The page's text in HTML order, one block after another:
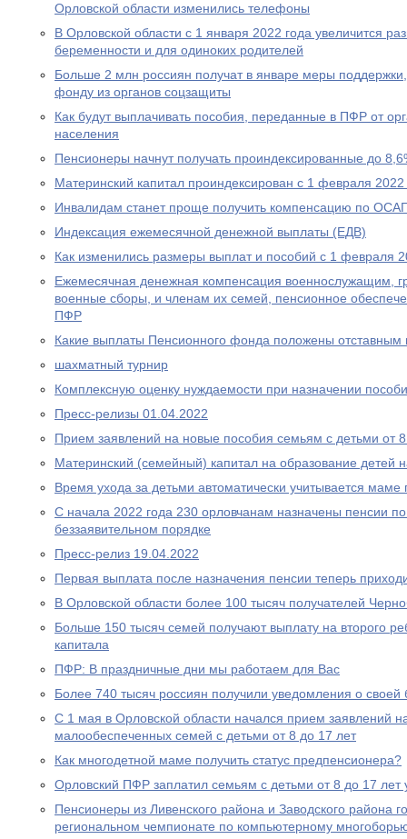
Орловской области изменились телефоны
В Орловской области с 1 января 2022 года увеличится
беременности и для одиноких родителей
Больше 2 млн россиян получат в январе меры
фонду из органов соцзащиты
Как будут выплачивать пособия, переданные в ПФР от
населения
Пенсионеры начнут получать проиндексированные до
Материнский капитал проиндексирован с 1 февраля 2022
Инвалидам станет проще получить компенсацию по
Индексация ежемесячной денежной выплаты (ЕДВ)
Как изменились размеры выплат и пособий с 1 февраля
Ежемесячная денежная компенсация военнослужащим,
военные сборы, и членам их семей, пенсионное
ПФР
Какие выплаты Пенсионного фонда положены
шахматный турнир
Комплексную оценку нуждаемости при назначении
Пресс-релизы 01.04.2022
Прием заявлений на новые пособия семьям с детьми от
Материнский (семейный) капитал на образование детей
Время ухода за детьми автоматически учитывается
С начала 2022 года 230 орловчанам назначены пенсии
беззаявительном порядке
Пресс-релиз 19.04.2022
Первая выплата после назначения пенсии теперь
В Орловской области более 100 тысяч получателей
Больше 150 тысяч семей получают выплату на второго
капитала
ПФР: В праздничные дни мы работаем для Вас
Более 740 тысяч россиян получили уведомления о
С 1 мая в Орловской области начался прием заявлений
малообеспеченных семей с детьми от 8 до 17 лет
Как многодетной маме получить статус предпенсионера?
Орловский ПФР заплатил семьям с детьми от 8 до 17
Пенсионеры из Ливенского района и Заводского района
региональном чемпионате по компьютерному